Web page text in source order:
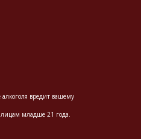
вредит вашему
младше 21 года.